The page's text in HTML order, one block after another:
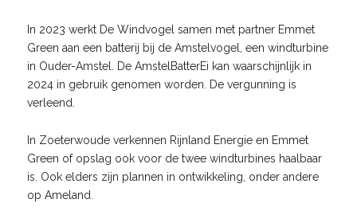
In 2023 werkt De Windvogel samen met partner Emmet
Green aan een batterij bij de Amstelvogel, een windturbine
in Ouder-Amstel. De AmstelBatterEi kan waarschijnlijk in
2024 in gebruik genomen worden. De vergunning is
verleend.
In Zoeterwoude verkennen Rijnland Energie en Emmet
Green of opslag ook voor de twee windturbines haalbaar
is. Ook elders zijn plannen in ontwikkeling, onder andere
op Ameland.